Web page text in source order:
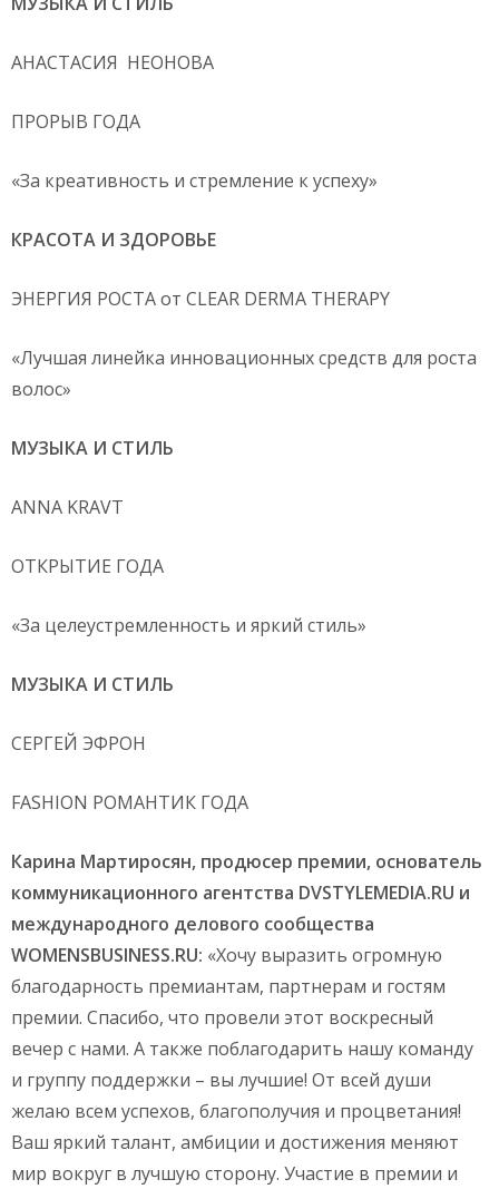
АНАСТАСИЯ НЕОНОВА
ПРОРЫВ ГОДА
«За креативность и стремление к успеху»
КРАСОТА И ЗДОРОВЬЕ
ЭНЕРГИЯ РОСТА от CLEAR DERMA THERAPY
«Лучшая линейка инновационных средств для роста
волос»
МУЗЫКА И СТИЛЬ
ANNA KRAVT
ОТКРЫТИЕ ГОДА
«За целеустремленность и яркий стиль»
МУЗЫКА И СТИЛЬ
СЕРГЕЙ ЭФРОН
FASHION РОМАНТИК ГОДА
Карина Мартиросян, продюсер премии, основатель
коммуникационного агентства DVSTYLEMEDIA.RU и
международного делового сообщества
WOMENSBUSINESS.RU: «Хочу выразить огромную
благодарность премиантам, партнерам и гостям
премии. Спасибо, что провели этот воскресный
вечер с нами. А также поблагодарить нашу команду
и группу поддержки – вы лучшие! От всей души
желаю всем успехов, благополучия и процветания!
Ваш яркий талант, амбиции и достижения меняют
мир вокруг в лучшую сторону. Участие в премии и